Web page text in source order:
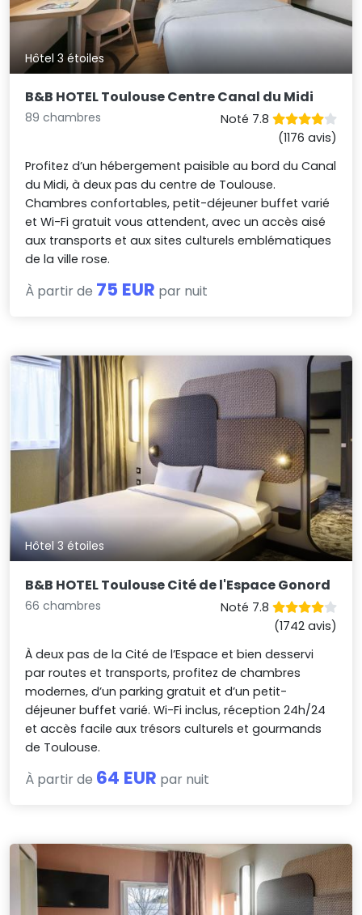
Hôtel 3 étoiles
B&B HOTEL Toulouse Centre Canal du Midi
89 chambres
Noté 7.8
(1176 avis)
Profitez d’un hébergement paisible au bord du Canal
du Midi, à deux pas du centre de Toulouse.
Chambres confortables, petit-déjeuner buffet varié
et Wi-Fi gratuit vous attendent, avec un accès aisé
aux transports et aux sites culturels emblématiques
de la ville rose.
À partir de 75 EUR par nuit
Hôtel 3 étoiles
B&B HOTEL Toulouse Cité de l'Espace Gonord
66 chambres
Noté 7.8
(1742 avis)
À deux pas de la Cité de l’Espace et bien desservi
par routes et transports, profitez de chambres
modernes, d’un parking gratuit et d’un petit-
déjeuner buffet varié. Wi-Fi inclus, réception 24h/24
et accès facile aux trésors culturels et gourmands
de Toulouse.
À partir de 64 EUR par nuit